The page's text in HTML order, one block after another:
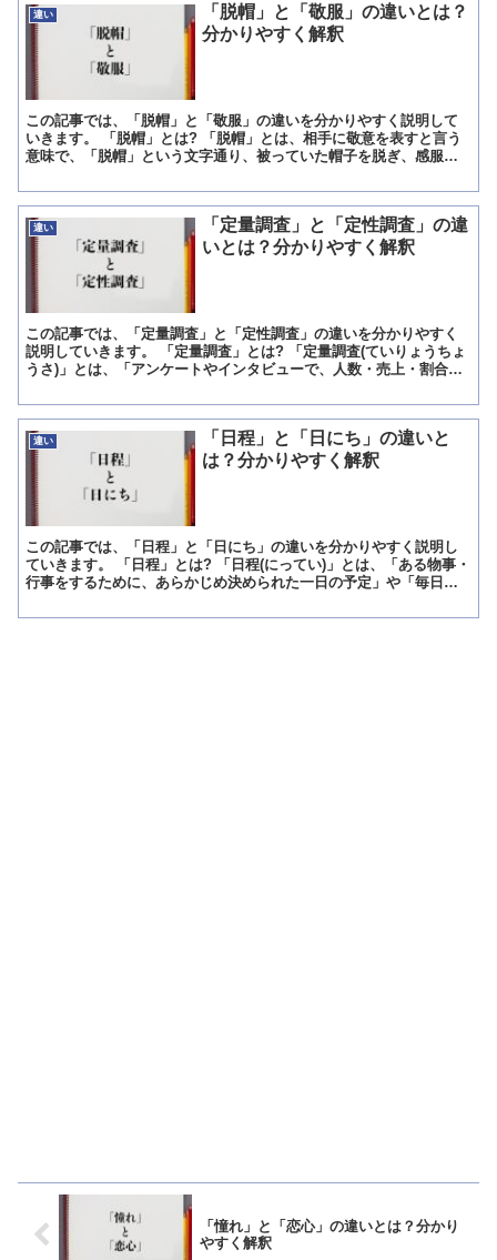
違い
「脱帽」と「敬服」の違いとは？
分かりやすく解釈
この記事では、「脱帽」と「敬服」の違いを分かりやすく説明して
いきます。 「脱帽」とは? 「脱帽」とは、相手に敬意を表すと言う
意味で、「脱帽」という文字通り、被っていた帽子を脱ぎ、感服し
違い
「定量調査」と「定性調査」の違
いとは？分かりやすく解釈
この記事では、「定量調査」と「定性調査」の違いを分かりやすく
説明していきます。 「定量調査」とは? 「定量調査(ていりょうちょ
うさ)」とは、「アンケートやインタビューで、人数・売上・割合な
違い
「日程」と「日にち」の違いと
は？分かりやすく解釈
この記事では、「日程」と「日にち」の違いを分かりやすく説明し
ていきます。 「日程」とは? 「日程(にってい)」とは、「ある物事・
行事をするために、あらかじめ決められた一日の予定」や「毎日の
「憧れ」と「恋心」の違いとは？分かり
やすく解釈